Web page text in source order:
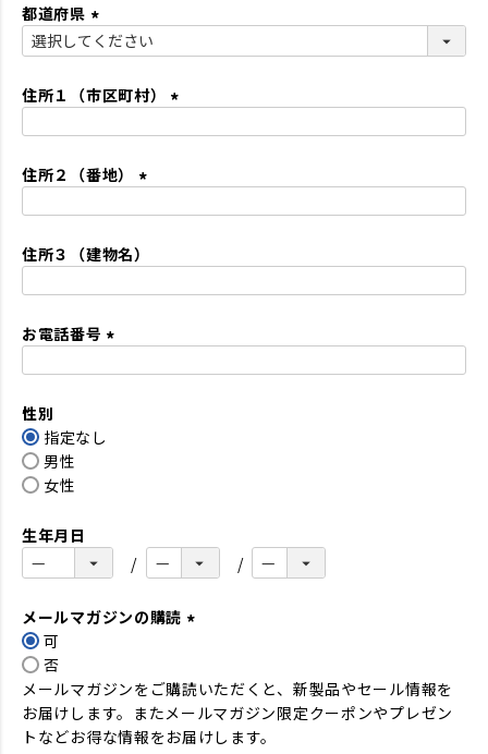
須
)
都道府県
(
須
住所１（市区町村）
住所２（番地）
須
住所３（建物名）
お電話番号
性別
指定なし
男性
女性
生年月日
メールマガジンの購読
須
)
可
否
メールマガジンをご購読いただくと、新製品やセール情報を
お届けします。またメールマガジン限定クーポンやプレゼン
トなどお得な情報をお届けします。